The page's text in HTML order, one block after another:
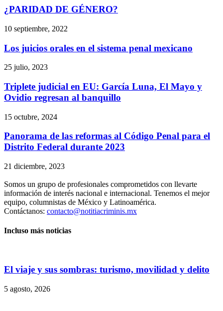
¿PARIDAD DE GÉNERO?
10 septiembre, 2022
Los juicios orales en el sistema penal mexicano
25 julio, 2023
Triplete judicial en EU: García Luna, El Mayo y
Ovidio regresan al banquillo
15 octubre, 2024
Panorama de las reformas al Código Penal para el
Distrito Federal durante 2023
21 diciembre, 2023
Somos un grupo de profesionales comprometidos con llevarte
información de interés nacional e internacional. Tenemos el mejor
equipo, columnistas de México y Latinoamérica.
Contáctanos: contacto@notitiacriminis.mx
Incluso más noticias
El viaje y sus sombras: turismo, movilidad y delito
5 agosto, 2026